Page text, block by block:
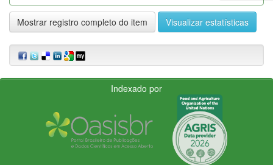
Mostrar registro completo do item Visualizar estatísticas
Indexado por